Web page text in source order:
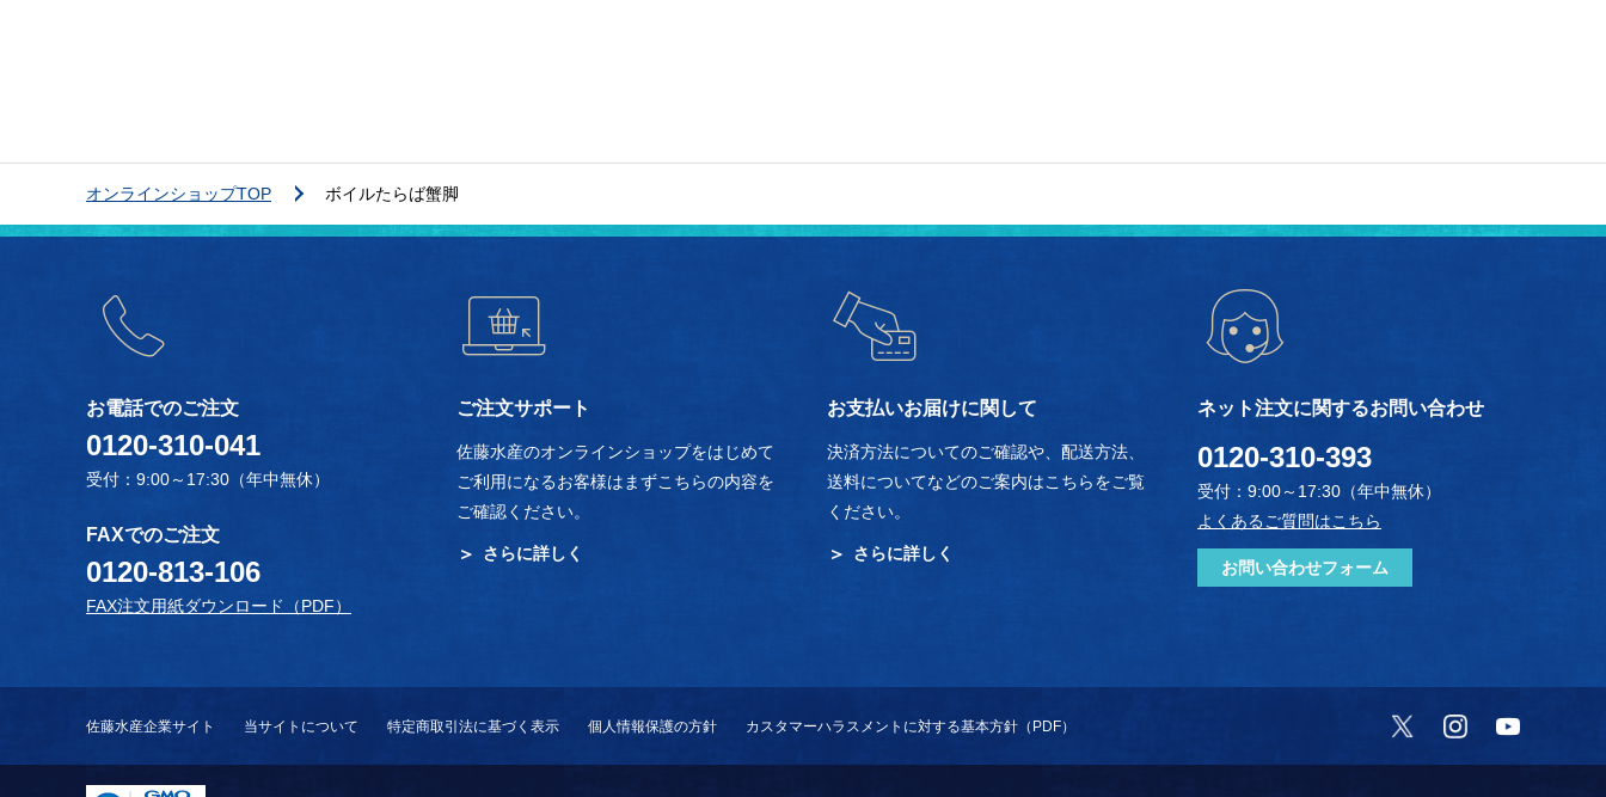
オンラインショップTOP ボイルたらば蟹脚
お電話でのご注文
0120-310-041
受付：9:00～17:30（年中無休）
FAXでのご注文
0120-813-106
FAX注文用紙ダウンロード（PDF）
ご注文サポート
佐藤水産のオンラインショップをはじめて
ご利用になるお客様はまずこちらの内容を
ご確認ください。
さらに詳しく
お支払いお届けに関して
決済方法についてのご確認や、配送方法、
送料についてなどのご案内はこちらをご覧
ください。
さらに詳しく
ネット注文に関するお問い合わせ
0120-310-393
受付：9:00～17:30（年中無休）
よくあるご質問はこちら
お問い合わせフォーム
佐藤水産企業サイト 当サイトについて 特定商取引法に基づく表示 個人情報保護の方針 カスタマーハラスメントに対する基本方針（PDF） Twitter InstagramYouTube